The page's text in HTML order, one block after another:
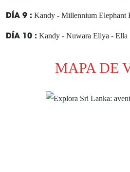
DÍA 9 : Kandy - Millennium Elephant
DÍA 10 : Kandy - Nuwara Eliya - Ella
Ahungalla - Aeropuerto
MAPA DE